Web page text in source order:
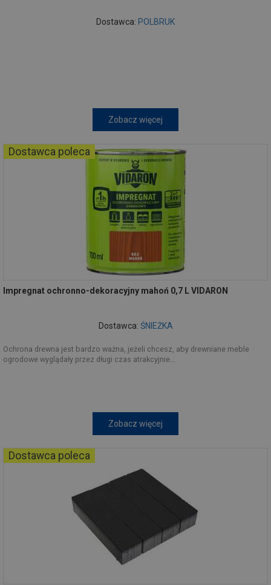
Dostawca: POLBRUK
Zobacz więcej
Dostawca poleca
Impregnat ochronno-dekoracyjny mahoń 0,7 L VIDARON
Dostawca: ŚNIEŻKA
Ochrona drewna jest bardzo ważna, jeżeli chcesz, aby drewniane meble
ogrodowe wyglądały przez długi czas atrakcyjnie...
Zobacz więcej
Dostawca poleca